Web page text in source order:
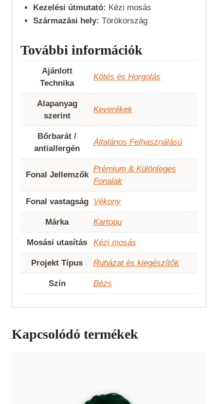
Kezelési útmutató: Kézi mosás
Származási hely: Törökország
További információk
Ajánlott
Technika
Kötés és Horgolás
Alapanyag
szerint
Keverékek
Bőrbarát /
antiallergén
Általános Felhasználású
Fonal Jellemzők
Prémium & Különleges
Fonalak
Fonal vastagság Vékony
Márka Kartopu
Mosási utasítás Kézi mosás
Projekt Típus Ruházat és kiegészítők
Szín Bézs
Kapcsolódó termékek